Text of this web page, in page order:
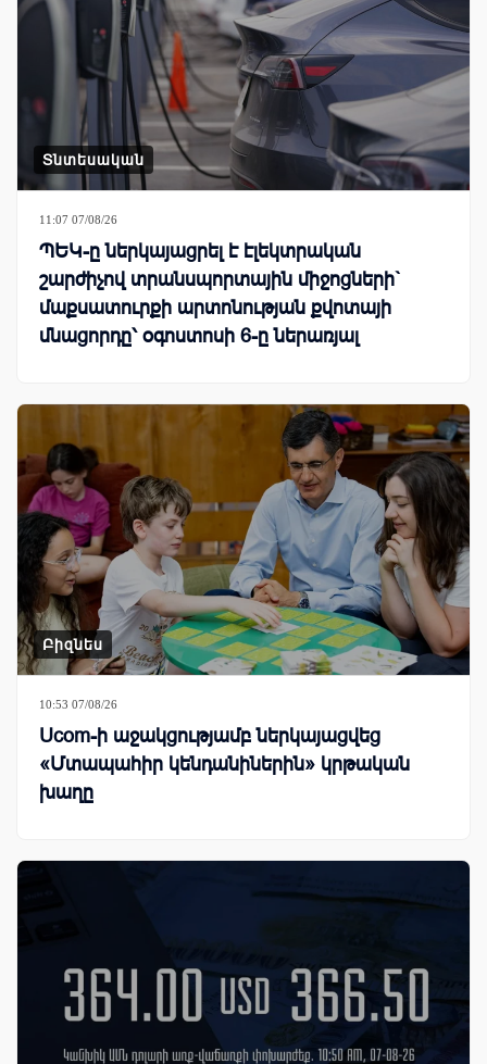
Տնտեսական
11:07 07/08/26
ՊԵԿ-ը ներկայացրել է էլեկտրական
շարժիչով տրանսպորտային միջոցների`
մաքսատուրքի արտոնության քվոտայի
մնացորդը՝ օգոստոսի 6-ը ներառյալ
Բիզնես
10:53 07/08/26
Ucom-ի աջակցությամբ ներկայացվեց
«Մտապահիր կենդանիներին» կրթական
խաղը